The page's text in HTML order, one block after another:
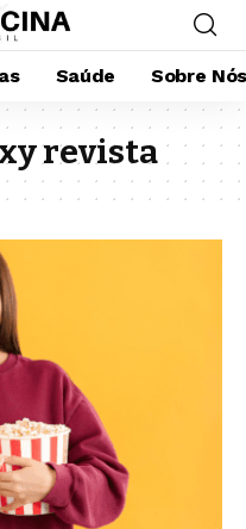
Saúde Sobre
revista